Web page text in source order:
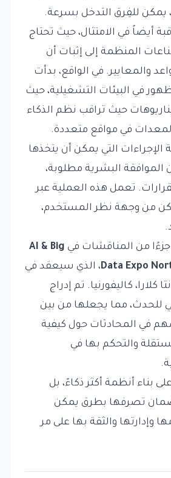
يمكن للفِرق التدخل بسرعة.
أيضاً في الامتثال، حيث تحتاج
المنظمة إلى إثبات أن
والمعايير. في الواقع، بدأت
في البيئات التشغيلية، حيث
حيث تراقب نظم الذكاء
في مواقع متعددة.
الإجراءات التي يمكن أن يتخذها
الموافقة البشرية مطلوبة،
تعمل هذه العملية عبر
من وجهة نظر المستخدم،
من المناقشات في AI & Big
Data Expo، الذي سيعقد في
كلارا، كاليفورنيا. تم إدراج
للحدث، مما يجعلها من بين
في المحادثات حول كيفية
والتحكم بها في
بناء أنظمة أكثر ذكاءً، بل
تصرفها بطرق يمكن
والثقة بها على مر